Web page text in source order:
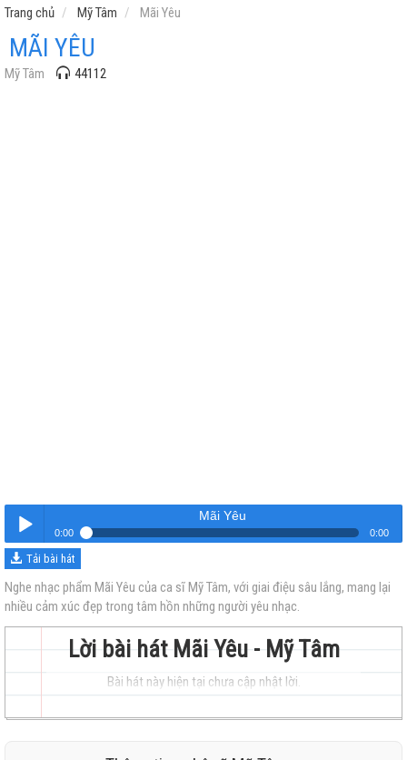
Trang chủ Mỹ Tâm Mãi Yêu
MÃI YÊU
Mỹ Tâm 44112
Nghe
Mãi Yêu
0:00 0:00
Mãi Yêu
Tải bài hát
Nghe nhạc phẩm Mãi Yêu của ca sĩ Mỹ Tâm, với giai điệu sâu lắng, mang lại
nhiều cảm xúc đẹp trong tâm hồn những người yêu nhạc.
Lời bài hát Mãi Yêu - Mỹ Tâm
Bài hát này hiện tại chưa cập nhật lời.